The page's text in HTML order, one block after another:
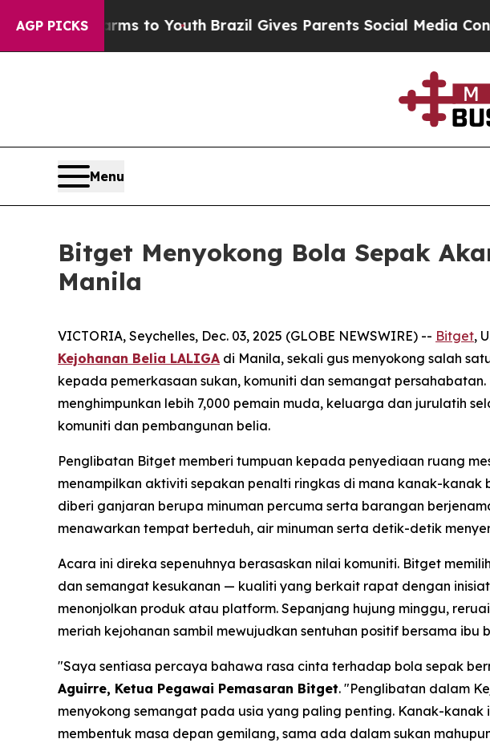
AGP PICKS
Harms to YouthBrazil Gives Parents Social Media Controls
Menu
Bitget Menyokong Bola Sepak
Manila
VICTORIA, Seychelles, Dec. 03, 2025 (GLOBE NEWSWIRE) -- Bitget,
Kejohanan Belia LALIGA di Manila, sekali gus menyokong salah
kepada pemerkasaan sukan, komuniti dan semangat
menghimpunkan lebih 7,000 pemain muda, keluarga dan jurulatih
komuniti dan pembangunan belia.
Penglibatan Bitget memberi tumpuan kepada penyediaan ruang
menampilkan aktiviti sepakan penalti ringkas di mana kanak-
diberi ganjaran berupa minuman percuma serta barangan
menawarkan tempat berteduh, air minuman serta detik-detik
Acara ini direka sepenuhnya berasaskan nilai komuniti. Bitget
dan semangat kesukanan — kualiti yang berkait rapat dengan
menonjolkan produk atau platform. Sepanjang hujung minggu,
meriah kejohanan sambil mewujudkan sentuhan positif bersama
"Saya sentiasa percaya bahawa rasa cinta terhadap bola sepak
Aguirre, Ketua Pegawai Pemasaran Bitget. "Penglibatan dalam
menyokong semangat pada usia yang paling penting. Kanak-
membentuk masa depan gemilang, sama ada dalam sukan